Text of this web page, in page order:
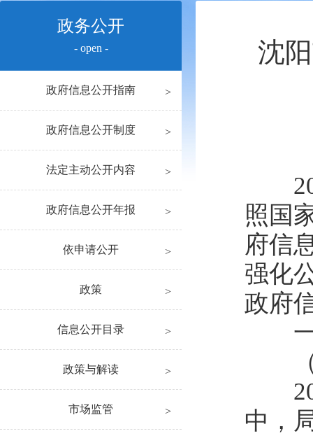
政务公开
- open -
政府信息公开指南
政府信息公开制度
法定主动公开内容
政府信息公开年报
依申请公开
政策
信息公开目录
政策与解读
市场监管
沈
照国
府信
强化
政府
一
（
中，